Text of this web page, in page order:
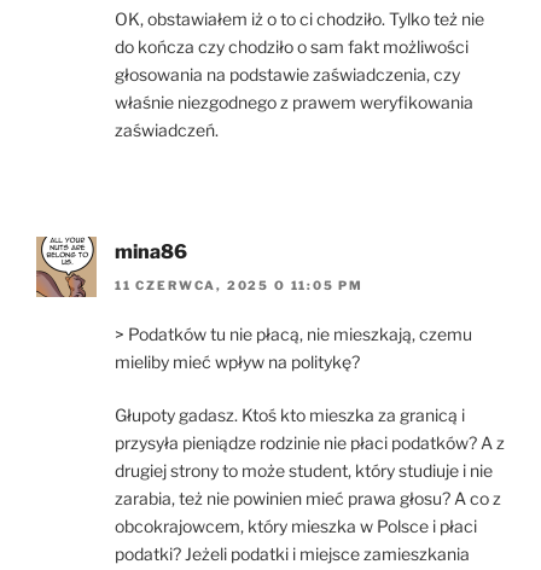
OK, obstawiałem iż o to ci chodziło. Tylko też nie
do kończa czy chodziło o sam fakt możliwości
głosowania na podstawie zaświadczenia, czy
właśnie niezgodnego z prawem weryfikowania
zaświadczeń.
mina86
11 CZERWCA, 2025 O 11:05 PM
> Podatków tu nie płacą, nie mieszkają, czemu
mieliby mieć wpływ na politykę?
Głupoty gadasz. Ktoś kto mieszka za granicą i
przysyła pieniądze rodzinie nie płaci podatków? A z
drugiej strony to może student, który studiuje i nie
zarabia, też nie powinien mieć prawa głosu? A co z
obcokrajowcem, który mieszka w Polsce i płaci
podatki? Jeżeli podatki i miejsce zamieszkania